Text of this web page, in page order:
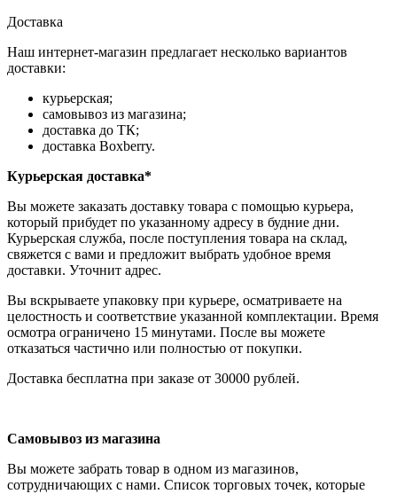
Доставка
Наш интернет-магазин предлагает несколько вариантов
доставки:
курьерская;
самовывоз из магазина;
доставка до ТК;
доставка Boxberry.
Курьерская доставка*
Вы можете заказать доставку товара с помощью курьера,
который прибудет по указанному адресу в будние дни.
Курьерская служба, после поступления товара на склад,
свяжется с вами и предложит выбрать удобное время
доставки. Уточнит адрес.
Вы вскрываете упаковку при курьере, осматриваете на
целостность и соответствие указанной комплектации. Время
осмотра ограничено 15 минутами. После вы можете
отказаться частично или полностью от покупки.
Доставка бесплатна при заказе от 30000 рублей.
Самовывоз из магазина
Вы можете забрать товар в одном из магазинов,
сотрудничающих с нами. Список торговых точек, которые